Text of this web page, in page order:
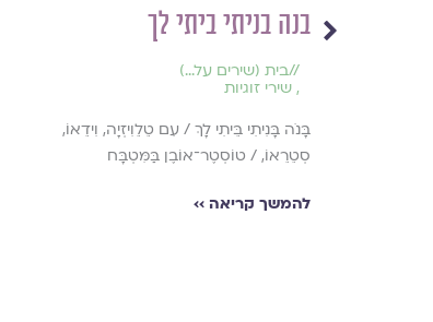
בנה בניתי ביתי לך
//בית (שירים על...)
, שירי זוגיות
בָּנֹה בָּנִיתִי בֵּיתִי לָךְ / עִם טֵלֵוִיזְיָה, וִידֵאוֹ,
סְטֵרֵאוֹ, / טוֹסְטֶר־אוֹבֶן בַּמִּטְבָּח
להמשך קריאה ››